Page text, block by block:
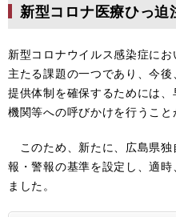
新型コロナ医療ひっ
新型コロナウイルス感染症に
主たる課題の一つであり、今
提供体制を確保するためには
機関等への呼びかけを行うこと
このため、新たに、広島県
報・警報の基準を設定し、適
ました。